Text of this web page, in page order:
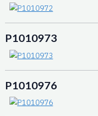
P1010973
P1010976